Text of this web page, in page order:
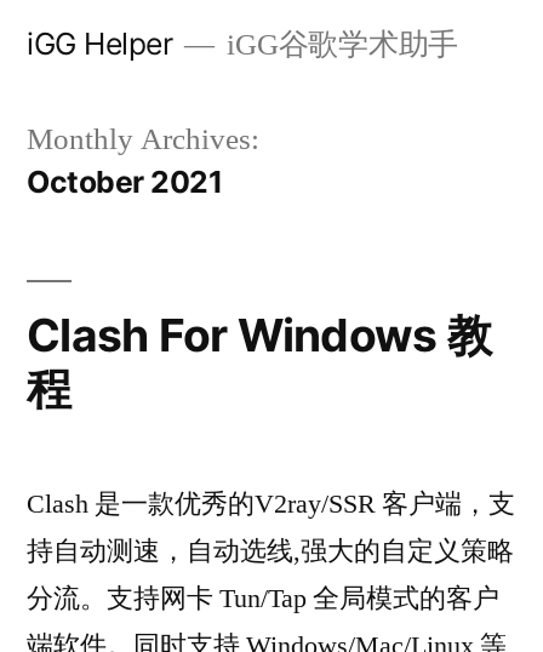
iGG Helper iGG谷歌学术助手
Monthly Archives:
October 2021
Clash For Windows 教
程
Clash 是一款优秀的V2ray/SSR 客户端，支
持自动测速，自动选线,强大的自定义策略
分流。支持网卡 Tun/Tap 全局模式的客户